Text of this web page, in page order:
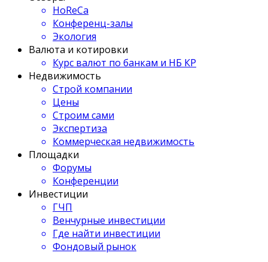
HoReCa
Конференц-залы
Экология
Валюта и котировки
Курс валют по банкам и НБ КР
Недвижимость
Строй компании
Цены
Строим сами
Экспертиза
Коммерческая недвижимость
Площадки
Форумы
Конференции
Инвестиции
ГЧП
Венчурные инвестиции
Где найти инвестиции
Фондовый рынок